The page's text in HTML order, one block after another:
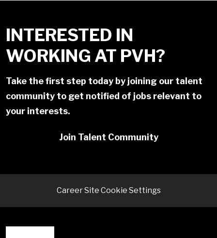
INTERESTED IN
WORKING AT PVH?
Take the first step today by joining our talent
community to get notified of jobs relevant to
your interests.
Join Talent Community
Career Site Cookie Settings